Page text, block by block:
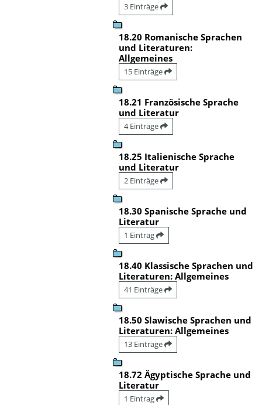
3 Einträge
18.20 Romanische Sprachen
und Literaturen:
Allgemeines
15 Einträge
18.21 Französische Sprache
und Literatur
4 Einträge
18.25 Italienische Sprache
und Literatur
2 Einträge
18.30 Spanische Sprache und
Literatur
1 Eintrag
18.40 Klassische Sprachen und
Literaturen: Allgemeines
41 Einträge
18.50 Slawische Sprachen und
Literaturen: Allgemeines
13 Einträge
18.72 Ägyptische Sprache und
Literatur
1 Eintrag